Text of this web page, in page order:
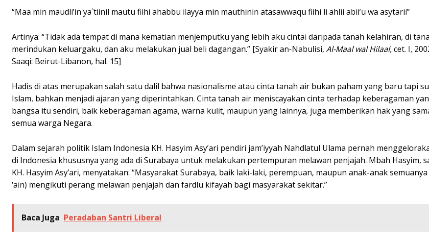
“Maa min maudli’in ya`tiinil mautu fiihi ahabbu ilayya min mauthinin atasawwaqu fiihi li ahlii abii’u wa asytarii”
Artinya: “Tidak ada tempat di mana kematian menjemputku yang lebih aku cintai daripada tanah kelahiran, di
merindukan keluargaku, dan aku melakukan jual beli dagangan.” [Syakir an-Nabulisi, Al-Maal wal Hilaal,cet. I,
Saaqi: Beirut-Libanon, hal. 15]
Hadis di atas merupakan salah satu dalil bahwa nasionalisme atau cinta tanah air bukan paham yang baru tapi
Islam, bahkan menjadi ajaran yang diperintahkan. Cinta tanah air meniscayakan cinta terhadap keberagaman
bangsa itu sendiri, baik keberagaman agama, warna kulit, maupun yang lainnya, juga memberikan hak yang
semua warga Negara.
Dalam sejarah politik Islam Indonesia KH. Hasyim Asy’ari pendiri jam’iyyah Nahdlatul Ulama pernah
di Indonesia khususnya yang ada di Surabaya untuk melakukan pertempuran melawan penjajah. Mbah Hasyim,
KH. Hasyim Asy’ari, menyatakan: “Masyarakat Surabaya, baik laki-laki, perempuan, maupun anak-anak
‘ain) mengikuti perang melawan penjajah dan fardlu kifayah bagi masyarakat sekitar.”
Baca Juga Peradaban Santri Liberal